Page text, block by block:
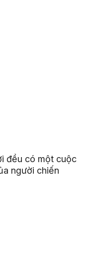
đều có một cuộc
người chiến